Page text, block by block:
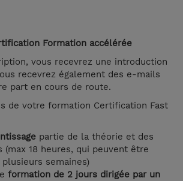
Formation accélérée
vous recevrez une introduction
recevrez également des e-mails
part en cours de route.
de votre formation Certification Fast
partie de la théorie et des
(max 18 heures, qui peuvent être
semaines)
formation de 2 jours dirigée par un